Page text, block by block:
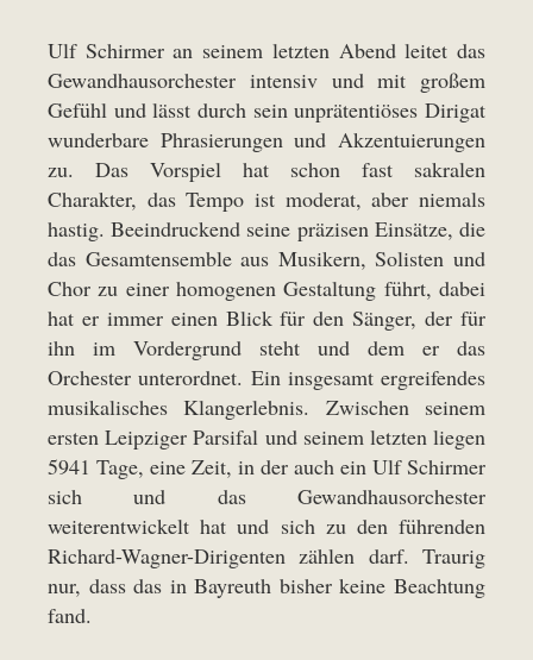
Ulf Schirmer an seinem letzten Abend leitet das
Gewandhausorchester intensiv und mit großem
Gefühl und lässt durch sein unprätentiöses Dirigat
wunderbare Phrasierungen und Akzentuierungen
zu. Das Vorspiel hat schon fast sakralen
Charakter, das Tempo ist moderat, aber niemals
hastig. Beeindruckend seine präzisen Einsätze, die
das Gesamtensemble aus Musikern, Solisten und
Chor zu einer homogenen Gestaltung führt, dabei
hat er immer einen Blick für den Sänger, der für
ihn im Vordergrund steht und dem er das
Orchester unterordnet. Ein insgesamt ergreifendes
musikalisches Klangerlebnis. Zwischen seinem
ersten Leipziger Parsifal und seinem letzten liegen
5941 Tage, eine Zeit, in der auch ein Ulf Schirmer
sich und das Gewandhausorchester
weiterentwickelt hat und sich zu den führenden
Richard-Wagner-Dirigenten zählen darf. Traurig
nur, dass das in Bayreuth bisher keine Beachtung
fand.